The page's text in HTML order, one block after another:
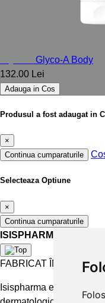
Glyco-A Body
132.00 Lei
Adauga in Cos
Produsul a fost adaugat in
×
Continua cumparaturile
Selecteaza Optiune
×
Continua cumparaturile
ISISPHARMA
FABRICAT ÎN FRANȚA
Isispharma este un